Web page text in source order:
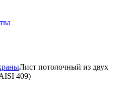
Лист потолочный из двух
409)